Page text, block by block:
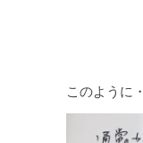
このように